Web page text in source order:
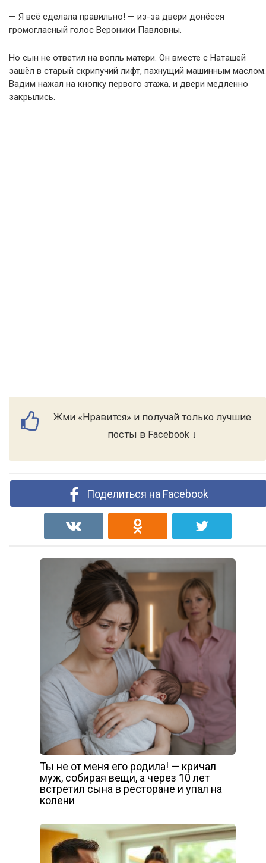
— Я всё сделала правильно! — из-за двери донёсся
громогласный голос Вероники Павловны.
Но сын не ответил на вопль матери. Он вместе с Наташей
зашёл в старый скрипучий лифт, пахнущий машинным маслом.
Вадим нажал на кнопку первого этажа, и двери медленно
закрылись.
Жми «Нравится» и получай только лучшие
посты в Facebook ↓
Поделиться на Facebook
Ты не от меня его родила! — кричал
муж, собирая вещи, а через 10 лет
встретил сына в ресторане и упал на
колени